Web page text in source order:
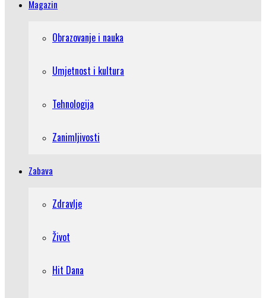
Magazin
Obrazovanje i nauka
Umjetnost i kultura
Tehnologija
Zanimljivosti
Zabava
Zdravlje
Život
Hit Dana